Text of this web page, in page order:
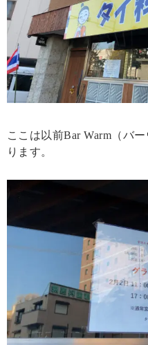
ここは以前Bar Warm（バ
ります。